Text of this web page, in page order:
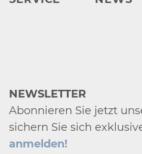
NEWSLETTER
Abonnieren Sie jetzt
sichern Sie sich
anmelden!